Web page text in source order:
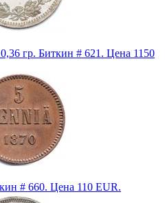
гр. Биткин # 621. Цена 1150
# 660. Цена 110 EUR.